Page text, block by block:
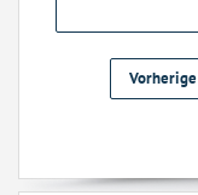
Vorherige